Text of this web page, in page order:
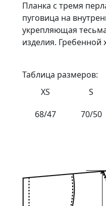
Планка с тремя
пуговица на
укрепляющая
изделия. Гребенной
Таблица размеров:
XS
S
68/47
70/50